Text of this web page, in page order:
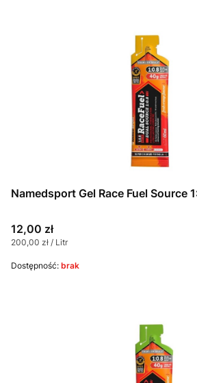
Namedsport Gel Race Fuel Source
Cena
12,00 zł
Cena jednostkowa
200,00 zł / Litr
Dostępność: brak